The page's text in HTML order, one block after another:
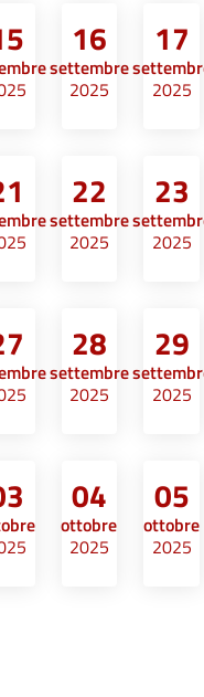
16
settembre
2025
17
2025
22
settembre
2025
23
2025
28
settembre
2025
29
2025
04
ottobre
2025
05
ottobre
2025